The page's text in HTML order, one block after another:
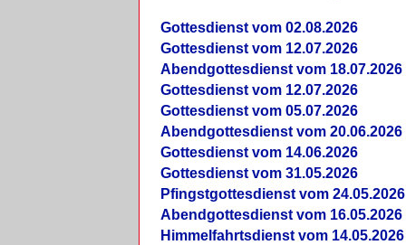
Gottesdienst vom 02.08.2026
Gottesdienst vom 12.07.2026
Abendgottesdienst vom 18.07.2026
Gottesdienst vom 12.07.2026
Gottesdienst vom 05.07.2026
Abendgottesdienst vom 20.06.2026
Gottesdienst vom 14.06.2026
Gottesdienst vom 31.05.2026
Pfingstgottesdienst vom 24.05.2026
Abendgottesdienst vom 16.05.2026
Himmelfahrtsdienst vom 14.05.2026